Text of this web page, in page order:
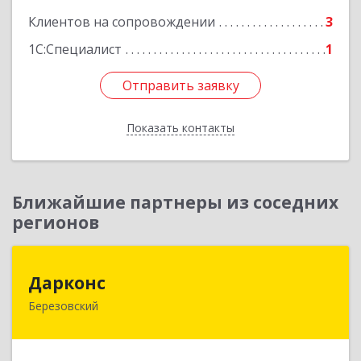
Клиентов на сопровождении
3
1С:Специалист
1
Отправить заявку
Показать контакты
Отправить заявку
Назад
Ближайшие партнеры из соседних
регионов
Дарконс
Березовский623700, Свердловская обл, Березовский г,